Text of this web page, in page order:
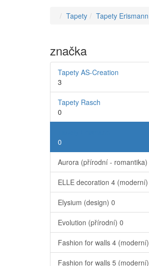
Tapety Tapety Erismann
značka
Tapety AS-Creation
3
Tapety Rasch
0
0
Aurora (přírodní - romantika)
ELLE decoration 4 (moderní)
Elysium (design) 0
Evolution (přírodní) 0
Fashion for walls 4 (moderní)
Fashion for walls 5 (moderní)